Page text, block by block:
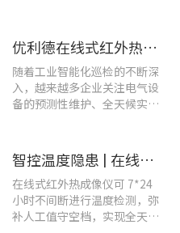
优利德在线式红外热成像仪在配电柜运维中的实测应用(系列篇)
随着工业智能化巡检的不断深
入，越来越多企业关注电气设
备的预测性维护、全天候实时
智控温度隐患 | 在线式红外热成像仪在UPS电源柜老化监测中的应用
在线式红外热成像仪可 7*24
小时不间断进行温度检测，弥
补人工值守空档，实现全天候